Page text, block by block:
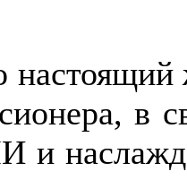
настоящий
в
и